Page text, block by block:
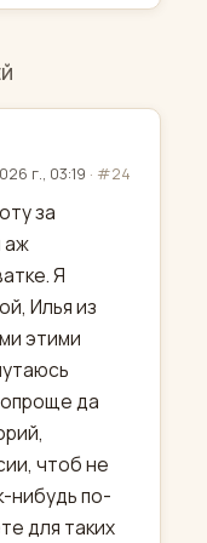
г., 03:19 · #24
за
аж
Я
Илья из
этими
да
чтоб не
нибудь по-
для таких